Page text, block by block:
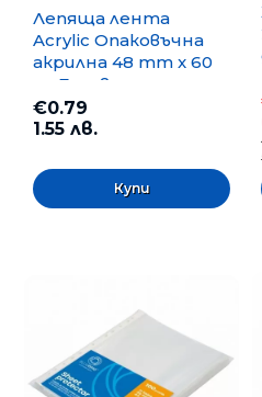
Лепяща лента
Acrylic Опаковъчна
акрилна 48 mm x 60
m, Безцветна
€0.79
1.55 лв.